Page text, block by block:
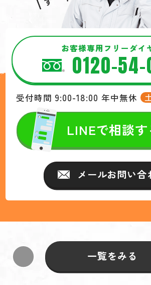
お客様専用フリーダイ
0120-54-
受付時間 9:00-18:00 年中無休
LINEで相談す
メールお問い合
一覧をみる